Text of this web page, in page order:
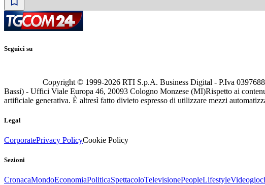
Seguici su
Copyright © 1999-2026 RTI S.p.A. Business Digital - P.Iva
Bassi) - Uffici Viale Europa 46, 20093 Cologno Monzese (MI)Rispetto ai
artificiale generativa. È altresì fatto divieto espresso di utilizzare mezzi
Legal
CorporatePrivacy PolicyCookie Policy
Sezioni
CronacaMondoEconomiaPoliticaSpettacoloTelevisionePeopleLifestyle